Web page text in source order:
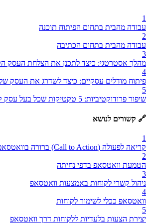
1
עבודה מהבית בתחום הפיתוח תוכנה
2
עבודה מהבית בתחום הכתיבה
3
מהלך אסטרטגי: כיצד לתכנן את הצלחת העסק
4
פיתוח מודלים עסקיים: כיצד לשדרג את העסק
5
שיפור פרודוקטיביות: 5 טקטיקות שכל בעל עסק קטן ובינוני חייב להכיר!
🔗 קשורים לנושא
1
קריאה לפעולה (Call to Action) ברורה בוואטסאפ
2
הטמעת וואטסאפ בדפי נחיתה
3
ניהול קשרי לקוחות באמצעות וואטסאפ
4
וואטסאפ ככלי לשימור לקוחות
5
יצירת הצעות בלעדיות ללקוחות דרך וואטסאפ